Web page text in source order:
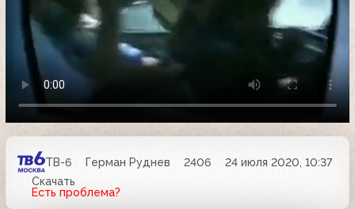
ТВ-6 Герман Руднев 2406
24 июля 2020, 10:37
Скачать
Есть проблема?